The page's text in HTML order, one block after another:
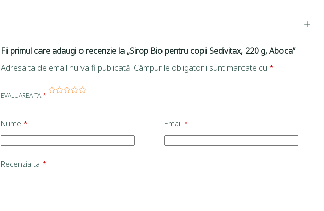
Fii primul care adaugi o recenzie la „Sirop Bio pentru copii Sedivitax, 220 g, Aboca”
Adresa ta de email nu va fi publicată. Câmpurile obligatorii sunt marcate cu *
EVALUAREA TA*
Nume * Email *
Recenzia ta *